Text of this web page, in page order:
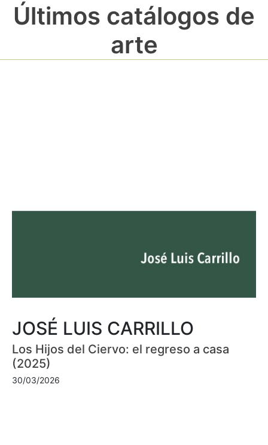
Últimos catálogos de
arte
JOSÉ LUIS CARRILLO
Los Hijos del Ciervo: el regreso a casa
(2025)
30/03/2026